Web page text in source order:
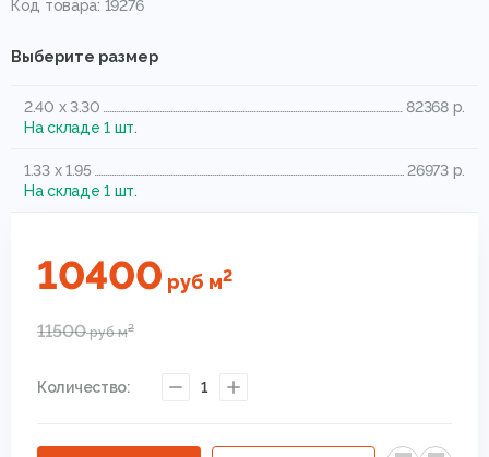
Код товара: 19276
Выберите размер
2.40 x 3.30
82368 р.
На складе 1 шт.
1.33 x 1.95
26973 р.
На складе 1 шт.
10400 руб м2
11500рубм2
Количество: 1